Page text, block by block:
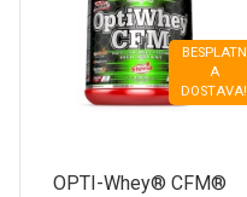
BESPLATN
A
DOSTAVA!
OPTI-Whey® CFM®